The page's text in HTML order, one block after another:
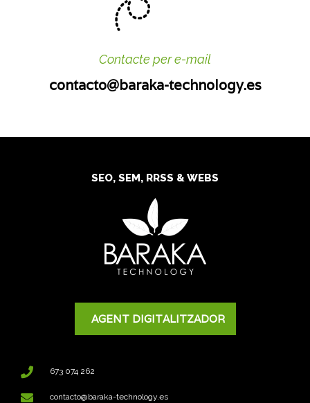
Contacte per e-mail
contacto@baraka-technology.es
SEO, SEM, RRSS & WEBS
AGENT DIGITALITZADOR
673 074 262
contacto@baraka-technology.es